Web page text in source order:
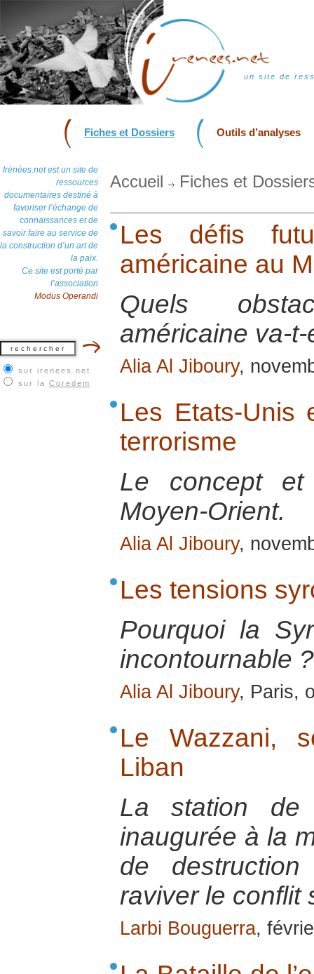
un site de
Fiches et Dossiers Outils d’analyses
Irénées.net est un site de
ressources
documentaires destiné à
favoriser l’échange de
connaissances et de
savoir faire au service de
la construction d’un art de
la paix.
Ce site est porté par
l’association
Modus Operandi
sur irenees.net
sur la Coredem
Accueil Fiches et
Les défis
américaine au
Quels
américaine va-
Alia Al Jiboury,
Les Etats-Unis
terrorisme
Le concept
Moyen-Orient.
Alia Al Jiboury,
Les tensions
Pourquoi la
incontournable ?
Alia Al Jiboury, Paris,
Le Wazzani,
Liban
La station de
inaugurée à la
de
raviver le conflit
Larbi Bouguerra,